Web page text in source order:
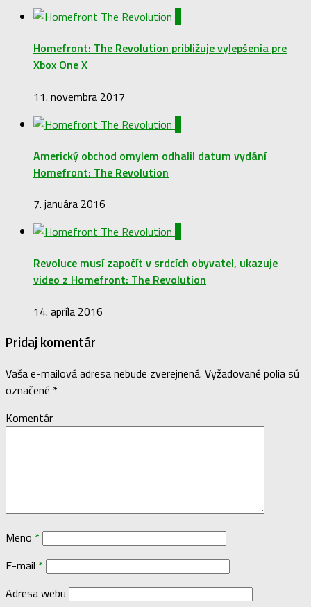
Homefront: The Revolution približuje vylepšenia pre
Xbox One X
11. novembra 2017
Americký obchod omylem odhalil datum vydání
Homefront: The Revolution
7. januára 2016
Revoluce musí započít v srdcích obyvatel, ukazuje
video z Homefront: The Revolution
14. apríla 2016
Pridaj komentár
Vaša e-mailová adresa nebude zverejnená. Vyžadované polia sú
označené *
Komentár
Meno *
E-mail *
Adresa webu